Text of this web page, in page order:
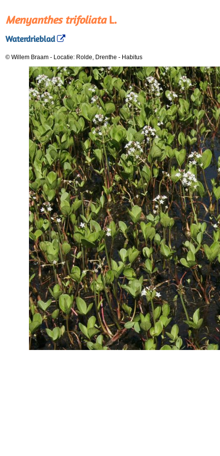
Menyanthes trifoliataL.
Waterdrieblad
© Willem Braam - Locatie: Rolde, Drenthe - Habitus